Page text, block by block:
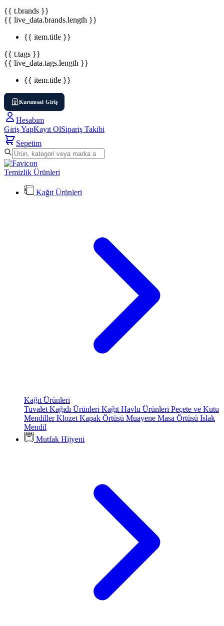
{{ t.brands }}
{{ live_data.brands.length }}
{{ item.title }}
{{ t.tags }}
{{ live_data.tags.length }}
{{ item.title }}
Kurumsal Giriş
Hesabım
Giriş YapKayıt OlSipariş Takibi
Sepetim
Temizlik Ürünleri
Kağıt Ürünleri
Kağıt Ürünleri
Tuvalet Kağıdı Ürünleri Kağıt Havlu Ürünleri Peçete ve Kutu
MendillerKlozet Kapak Örtüsü Muayene Masa Örtüsü Islak
Mendil
Mutfak Hijyeni